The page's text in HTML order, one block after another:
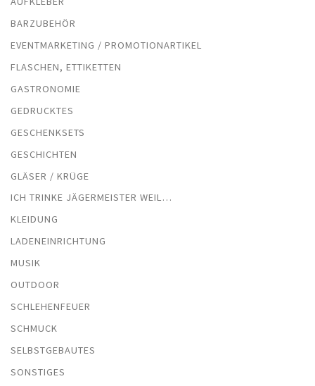
BARZUBEHÖR
EVENTMARKETING / PROMOTIONARTIKEL
FLASCHEN, ETTIKETTEN
GASTRONOMIE
GEDRUCKTES
GESCHENKSETS
GESCHICHTEN
GLÄSER / KRÜGE
ICH TRINKE JÄGERMEISTER WEIL…
KLEIDUNG
LADENEINRICHTUNG
MUSIK
OUTDOOR
SCHLEHENFEUER
SCHMUCK
SELBSTGEBAUTES
SONSTIGES